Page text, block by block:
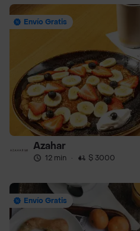
Envío Gratis
Azahar
12 min · $ 3000
Envío Gratis